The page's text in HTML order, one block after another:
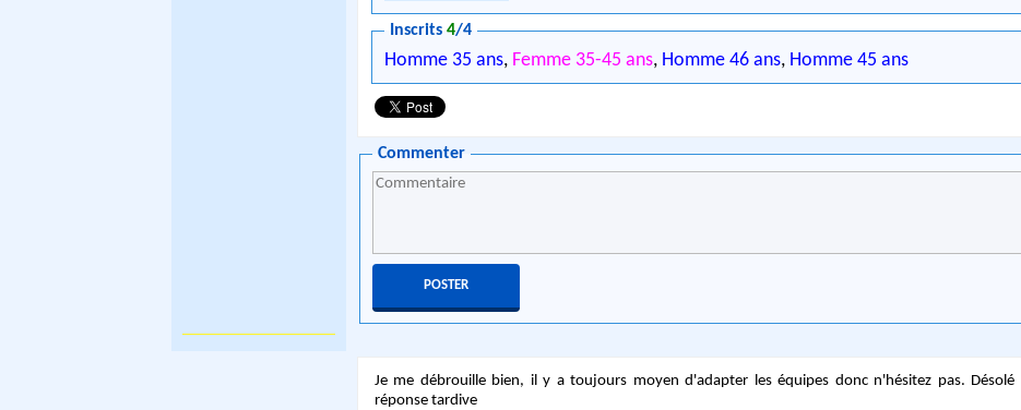
Inscrits4/4
Homme 35 ans, Femme 35-45 ans, Homme 46 ans, Homme 45 ans
Commenter
Je me débrouille bien, il y a toujours moyen d'adapter les équipes donc n'hésitez pas. Désolé
réponse tardive